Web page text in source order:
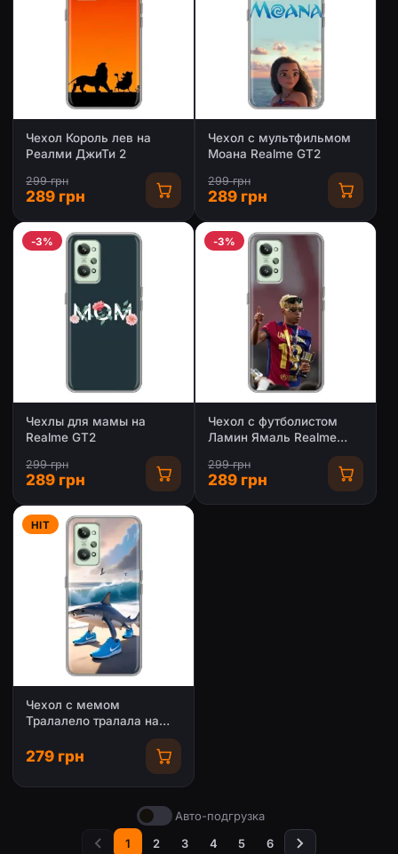
Чехол Король лев на
Реалми ДжиТи 2
299 грн
289 грн
Чехол с мультфильмом
Моана Realme GT2
299 грн
289 грн
-3%
Чехлы для мамы на
Realme GT2
299 грн
289 грн
-3%
Чехол с футболистом
Ламин Ямаль Realme
299 грн
289 грн
HIT
Чехол с мемом
Тралалело тралала на
279 грн
Авто-подгрузка
1
2 3 4 5 6